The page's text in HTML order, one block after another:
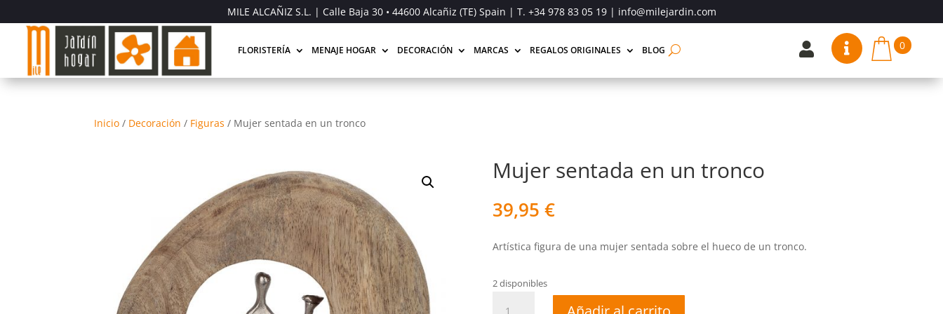
MILE ALCAÑIZ S.L. | Calle Baja 30 • 44600 Alcañiz (TE) Spain | T. +34 978 83 05 19| info@milejardin.com
FLORISTERÍA MENAJE HOGAR DECORACIÓN MARCAS REGALOS ORIGINALES BLOG   0
Inicio / Decoración / Figuras / Mujer sentada en un tronco
Mujer sentada en un tronco
39,95 €
Artística figura de una mujer sentada sobre el hueco de un tronco.
2 disponibles